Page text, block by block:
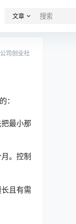
文章
司创业社
：
最小那
。控制
且有需